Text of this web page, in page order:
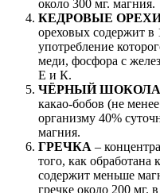
около 300 мг. магния.
КЕДРОВЫЕ
ореховых содержит в
употребление
меди, фосфора с
Е и К.
ЧЁРНЫЙ
какао-бобов (не
организму 40%
магния.
ГРЕЧКА –
того, как обработана
содержит меньше
гречке около 200 мг.